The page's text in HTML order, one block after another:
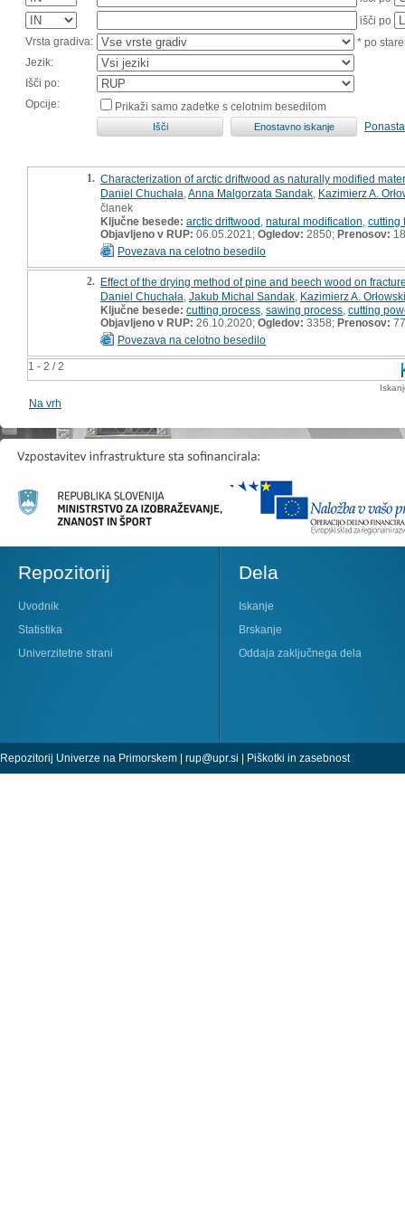
išči po
Vrsta gradiva:
* po
Jezik:
Išči po:
Opcije:
Prikaži samo zadetke s celotnim besedilom
1 - 2 / 2
1. Characterization of arctic driftwood as naturally modified
Daniel Chuchała Anna Malgorzata Sandak Kazimierz A.
članek
Ključne besede: arctic driftwood natural modification cutting
Objavljeno v RUP: 06.05.2021; Ogledov: 2850; Prenosov:
Povezava na celotno besedilo
2. Effect of the drying method of pine and beech wood on
Daniel Chuchała Jakub Michal Sandak Kazimierz A. Orłowski
Ključne besede: cutting process sawing process cutting
Objavljeno v RUP: 26.10.2020; Ogledov: 3358; Prenosov: 77
Povezava na celotno besedilo
Na vrh
Repozitorij
Uvodnik
Statistika
Univerzitetne strani
Dela
Iskanje
Brskanje
Oddaja zaključnega dela
Repozitorij Univerze na Primorskem | rup@upr.si | Piškotki in zasebnost